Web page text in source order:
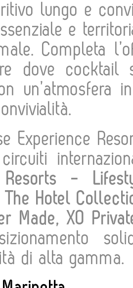
lungo e
e
Completa
dove cocktail
un’atmosfera
Experience
circuiti
-
Hotel
Made, XO
di alta gamma.